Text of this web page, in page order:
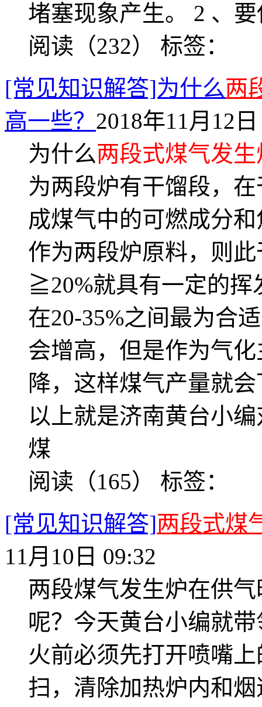
堵塞现象产生。 2 、
阅读（232） 标签：
[常见知识解答]为什么两
高一些？ 2018年11月12
为什么两段式煤气发生
为两段炉有干馏段，
成煤气中的可燃成分
作为两段炉原料，则
≧20%就具有一定的挥
在20-35%之间最为合
会增高，但是作为气
降，这样煤气产量就
以上就是济南黄台小
煤
阅读（165） 标签：
[常见知识解答]两段式煤
11月10日 09:32
两段煤气发生炉在供
呢？今天黄台小编就
火前必须先打开喷嘴
扫，清除加热炉内和